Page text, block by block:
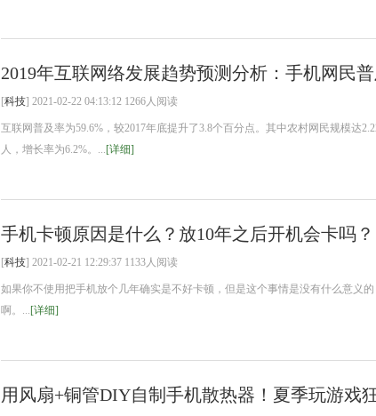
2019年互联网络发展趋势预测分析：手机网民
[科技] 2021-02-22 04:13:12 1266人阅读
互联网普及率为59.6%，较2017年底提升了3.8个百分点。其中农村网民规模达
人，增长率为6.2%。...[详细]
手机卡顿原因是什么？放10年之后开机会卡吗
[科技] 2021-02-21 12:29:37 1133人阅读
如果你不使用把手机放个几年确实是不好卡顿，但是这个事情是没有什么意义
啊。...[详细]
用风扇+铜管DIY自制手机散热器！夏季玩游戏